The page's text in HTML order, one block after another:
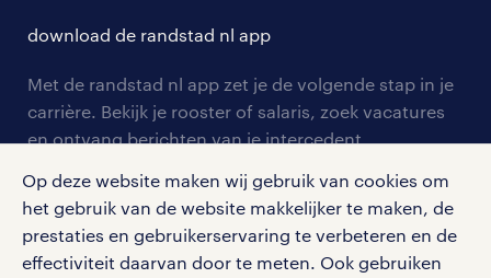
Op deze website maken wij gebruik van cookies om
het gebruik van de website makkelijker te maken, de
prestaties en gebruikerservaring te verbeteren en de
effectiviteit daarvan door te meten. Ook gebruiken
tarieven
personeel gezocht
aanmelden nieuwsbrief
solliciteren
blogs en artikelen
bruto-netto calculator
onze vestigingen
pers
klachten en misstanden
download de randstad nl app
Met de randstad nl app zet je de volgende stap in je
carrière. Bekijk je rooster of salaris, zoek vacatures
en ontvang berichten van je intercedent.
apple app store
google play store